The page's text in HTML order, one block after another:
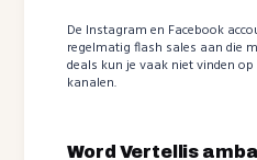
De Instagram en Facebook
regelmatig flash sales aan die
deals kun je vaak niet vinden
kanalen.
Word Vertellis